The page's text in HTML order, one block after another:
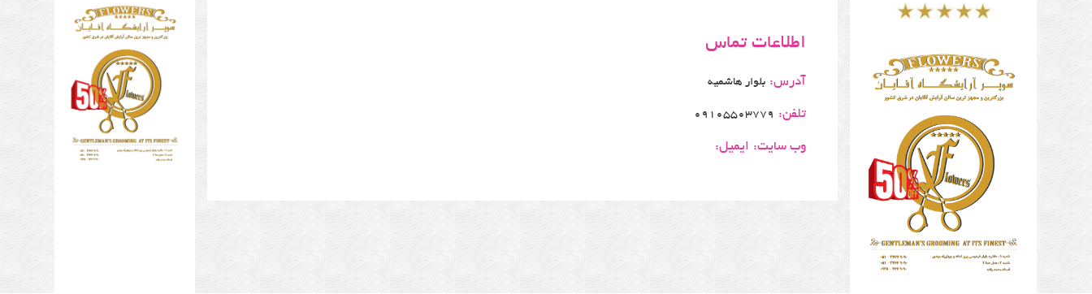
اطلاعات تماس
آدرس: بلوار هاشمیه
تلفن: 09105503779
وب سایت: ایمیل: